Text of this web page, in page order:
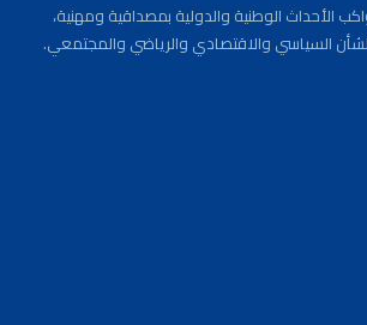
الأحداث الوطنية والدولية بمصداقية ومهنية،
السياسي والاقتصادي والرياضي والمجتمعي.